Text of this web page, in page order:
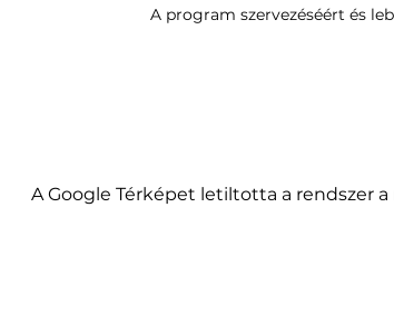
A program szervezéséért és
A Google Térképet letiltotta a rendszer